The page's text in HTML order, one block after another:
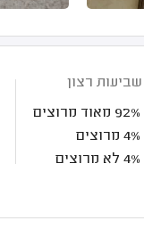
שביעות רצון
92% מאוד מרוצים
4% מרוצים
4% לא מרוצים